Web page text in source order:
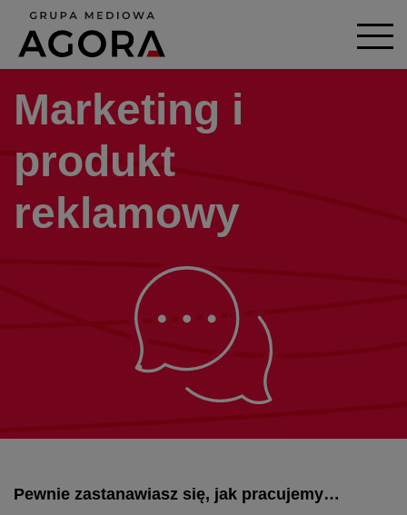
Marketing i
produkt
reklamowy
Pewnie zastanawiasz się, jak pracujemy…